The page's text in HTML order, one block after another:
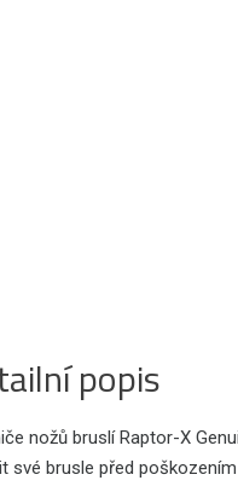
popis
nožů bruslí Raptor-X
své brusle před